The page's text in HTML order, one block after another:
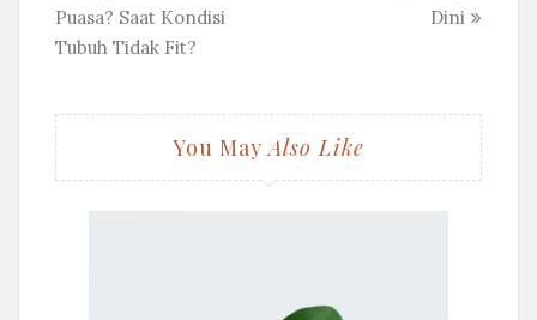
Puasa? Saat Kondisi
Tubuh Tidak Fit?
Dini
You May Also Like